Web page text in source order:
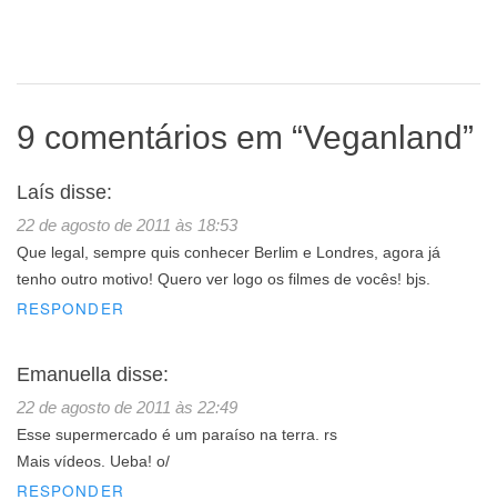
9 comentários em “Veganland”
Laís disse:
22 de agosto de 2011 às 18:53
Que legal, sempre quis conhecer Berlim e Londres, agora já
tenho outro motivo! Quero ver logo os filmes de vocês! bjs.
RESPONDER
Emanuella disse:
22 de agosto de 2011 às 22:49
Esse supermercado é um paraíso na terra. rs
Mais vídeos. Ueba! o/
RESPONDER